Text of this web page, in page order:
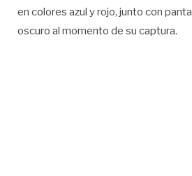
en colores azul y rojo, junto con
oscuro al momento de su captura.